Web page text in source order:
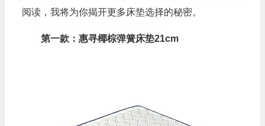
阅读，我将为你揭开更多床垫选择的秘密。
第一款：惠寻椰棕弹簧床垫21cm